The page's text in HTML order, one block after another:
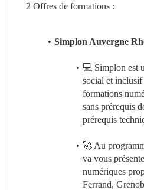
2 Offres de formations :
Simplon Auvergne
💻 Simplon est
social et
formations
sans prérequis
prérequis
🚀 Au
va vous
numériques
Ferrand,